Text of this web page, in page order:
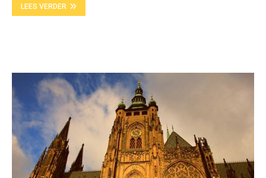
LEES VERDER